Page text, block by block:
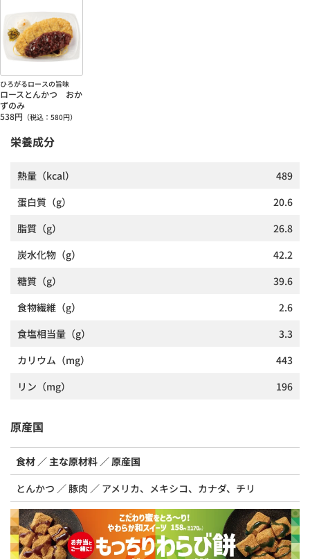
ひろがるロースの旨味
ロースとんかつ おか
ずのみ
538円 （税込： 580円）
栄養成分
熱量 （kcal）
489
蛋白質 （g）
20.6
脂質 （g）
26.8
炭水化物 （g）
42.2
糖質 （g）
39.6
食物繊維 （g）
2.6
食塩相当量 （g）
3.3
カリウム （mg）
443
リン （mg） 196
原産国
食材 主な原材料
原産国
とんかつ
豚肉 アメリカ、メキシコ、カナダ、チリ